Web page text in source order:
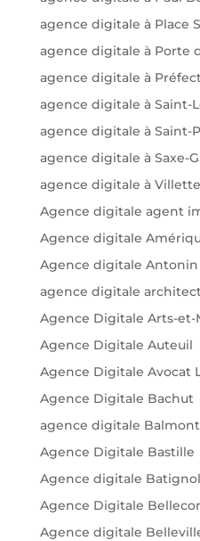
agence digitale à Place
agence digitale à Porte
agence digitale à
agence digitale à Saint-
agence digitale à Saint-
agence digitale à Saxe-
agence digitale à Villette
Agence digitale agent
Agence digitale
Agence digitale
agence digitale
Agence Digitale Arts-et-
Agence Digitale Auteuil
Agence Digitale Avocat
Agence Digitale Bachut
agence digitale Balmont
Agence Digitale Bastille
Agence digitale
Agence Digitale
Agence digitale